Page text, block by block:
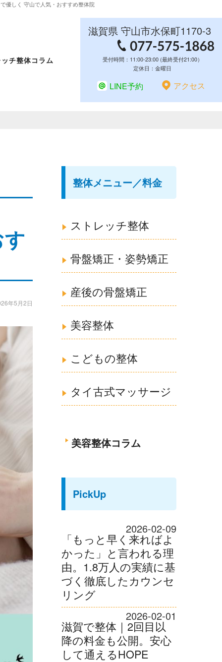
優しく 守山で人気・おすすめ整体院
チ整体コラム
滋賀県 守山市水保町1170-3
受付時間：11:00-23:00 (最終受付21:00）
定休日：金曜日
LINE予約 アクセス
年5月2日
整体メニュー／料金
ストレッチ整体
骨盤矯正・姿勢矯正
産後の骨盤矯正
美容整体
こどもの整体
タイ古式マッサージ
美容整体コラム
PickUp
「もっと早く来ればよ
かった」と言われる理
由。1.8万人の実績に基
づく徹底したカウンセ
リング
2026-02-09
滋賀で整体｜2回目以
降の料金も公開。安心
して通えるHOPE
2026-02-01